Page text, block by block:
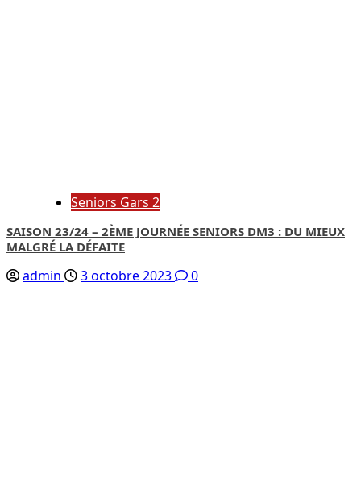
Seniors Gars 2
SAISON 23/24 – 2ÈME JOURNÉE SENIORS DM3 : DU MIEUX
MALGRÉ LA DÉFAITE
admin 3 octobre 2023 0